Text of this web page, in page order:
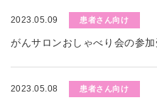
2023.05.09 患者さん向け
がんサロンおしゃべり会の参
2023.05.08 患者さん向け